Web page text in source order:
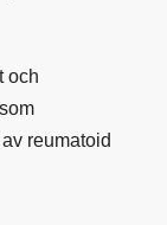
och
reumatoid